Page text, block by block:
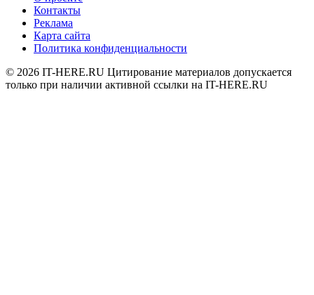
Контакты
Реклама
Карта сайта
Политика конфиденциальности
© 2026 IT-HERE.RU Цитирование материалов допускается
только при наличии активной ссылки на IT-HERE.RU